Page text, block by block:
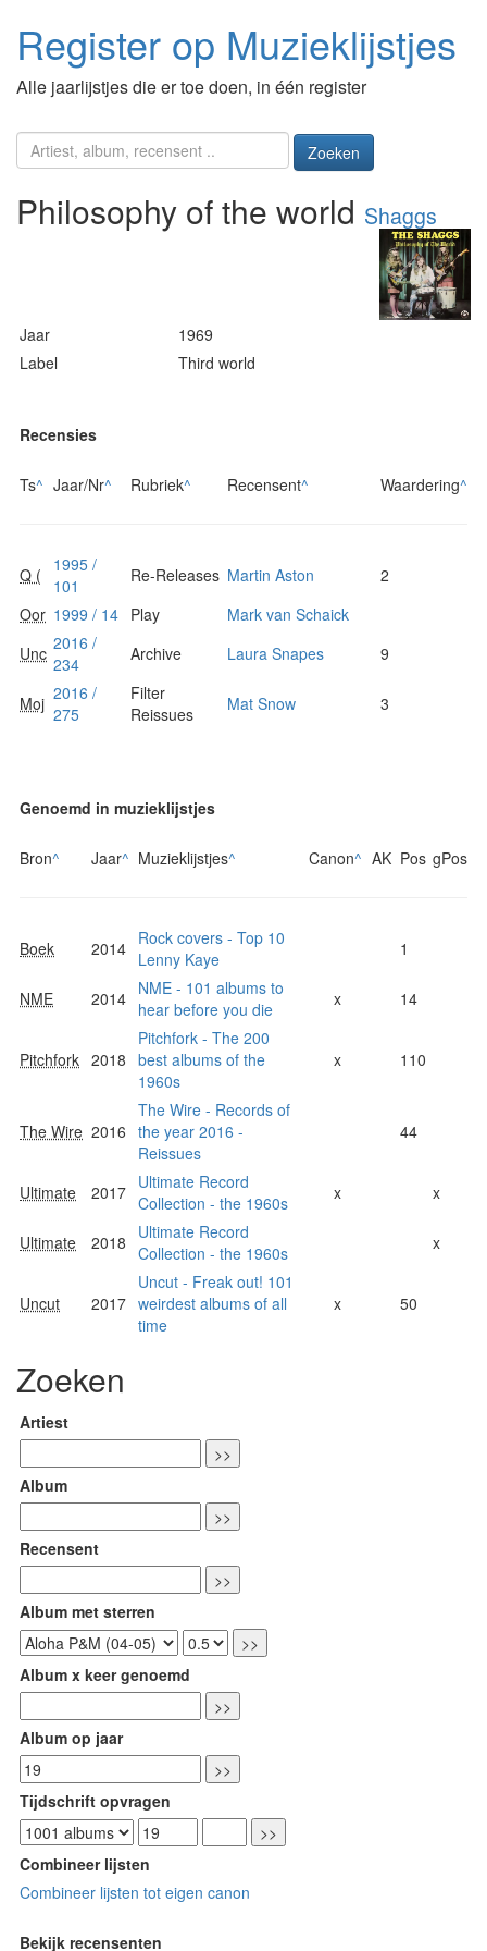
Register op Muzieklijstjes
Alle jaarlijstjes die er toe doen, in één register
Zoeken
Philosophy of the world Shaggs
Jaar
1969
Label
Third world
Recensies
Ts^ Jaar/Nr^ Rubriek^ Recensent^ Waardering^
Q (
1995 /
101
Re-Releases Martin Aston
2
Oor 1999 / 14 Play
Mark van Schaick
Unc 2016 /
234
Archive Laura Snapes 9
Moj 2016 /
275
Filter
Reissues
Mat Snow 3
Genoemd in muzieklijstjes
Bron^ Jaar^ Muzieklijstjes^ Canon^ AK Pos gPos
Boek 2014 Rock covers - Top 10
Lenny Kaye
1
NME 2014 NME - 101 albums to
hear before you die
x 14
Pitchfork 2018
Pitchfork - The 200
best albums of the
1960s
x 110
The Wire 2016
The Wire - Records of
the year 2016 -
Reissues
44
Ultimate 2017 Ultimate Record
Collection - the 1960s
x x
Ultimate 2018
Ultimate Record
Collection - the 1960s
x
Uncut 2017
Uncut - Freak out! 101
weirdest albums of all
time
x 50
Zoeken
Artiest
Album
Recensent
Album met sterren
Album x keer genoemd
Album op jaar
Tijdschrift opvragen
Combineer lijsten
Combineer lijsten tot eigen canon
Bekijk recensenten